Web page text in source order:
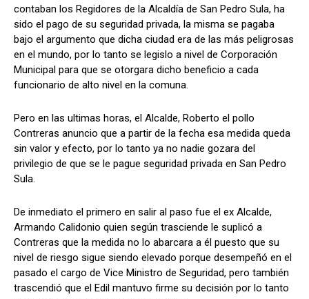
Comparta
Facebook X WhatsApp
Síganos
Comparta
Facebook X WhatsApp
Síganos
contaban los Regidores de la Alcaldía de San Pedro Sula, ha
sido el pago de su seguridad privada, la misma se pagaba
bajo el argumento que dicha ciudad era de las más peligrosas
en el mundo, por lo tanto se legislo a nivel de Corporación
Municipal para que se otorgara dicho beneficio a cada
funcionario de alto nivel en la comuna.
Pero en las ultimas horas, el Alcalde, Roberto el pollo
Contreras anuncio que a partir de la fecha esa medida queda
sin valor y efecto, por lo tanto ya no nadie gozara del
privilegio de que se le pague seguridad privada en San Pedro
Sula.
De inmediato el primero en salir al paso fue el ex Alcalde,
Armando Calidonio quien según trasciende le suplicó a
Contreras que la medida no lo abarcara a él puesto que su
nivel de riesgo sigue siendo elevado porque desempeñó en el
pasado el cargo de Vice Ministro de Seguridad, pero también
trascendió que el Edil mantuvo firme su decisión por lo tanto